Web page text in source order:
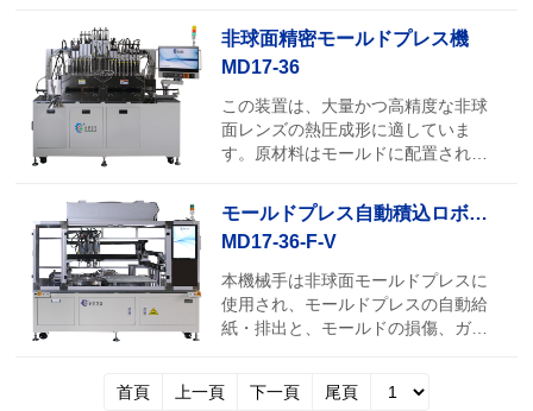
加えます。金型によってガラスを非
球面にプレスします。 *本装置は、赤
外線加熱装置を使用して、金型を迅
速に加熱することができ、温度の均
一性を維持するために、それぞれの
上下金型の温度を制御することがで
きて、また1型の多穴の成型ができま
す;エンコーダを通して正確な位置制
確な圧力制御を行います。多段真空
システムは0.6Paの真空度に達するこ
とができて、真空条件の下で成型し
面のガラスの成型を実現することが
非球面精密モールドプレス機
MD17-36
この装置は、大量かつ高精度な非球
面レンズの熱圧成形に適していま
す。原材料はモールドに配置され、
熱、成形、冷却などの処理が行わ
れ、成形室から排出されます。非球
面ガラスの生産速度は速く、品質の
安定性も高いです。装置は、スマー
トな制御システムを採用しており、
自動モードでは、起動ごとにモール
に、電源が切断されている状態で
モールドプレス自動積込ロボット
MD17-36-F-V
本機械手は非球面モールドプレスに
使用され、モールドプレスの自動給
紙・排出と、モールドの損傷、ガラ
現することができます。
首頁 上一頁 下一頁 尾頁